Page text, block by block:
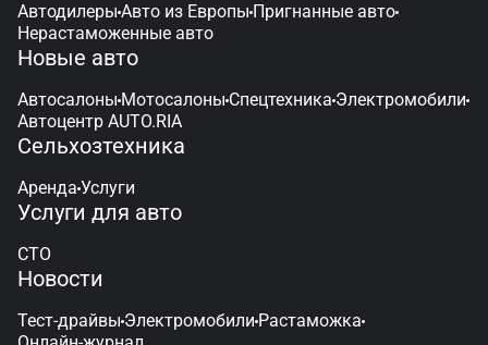
Автодилеры Авто из Европы Пригнанные авто
Нерастаможенные авто
Услуги для авто
СТО
Новые авто
Автосалоны Мотосалоны Спецтехника Электромобили
Автоцентр AUTO.RIA
Новости
Тест-драйвы Электромобили Растаможка
Сельхозтехника
Аренда Услуги